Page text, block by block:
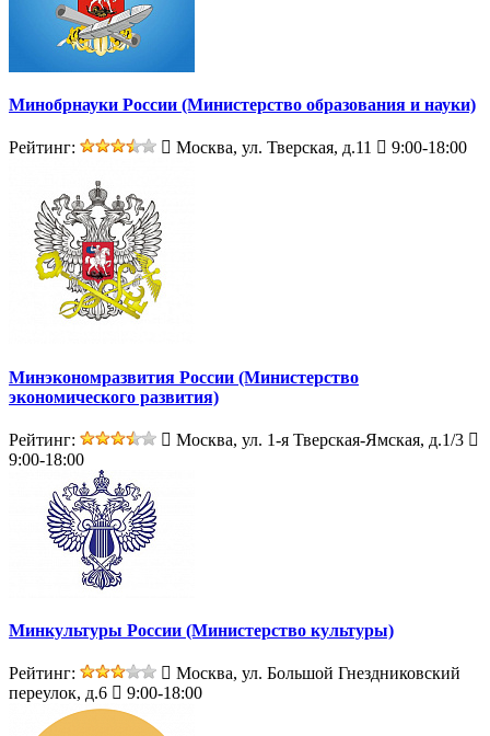
Минобрнауки России (Министерство образования и науки)
Рейтинг: Москва, ул. Тверская, д.11 9:00-18:00
Минэкономразвития России (Министерство
экономического развития)
Рейтинг:
Москва, ул. 1-я Тверская-Ямская, д.1/3
9:00-18:00
Минкультуры России (Министерство культуры)
Рейтинг:
Москва, ул. Большой Гнездниковский
переулок, д.6
9:00-18:00